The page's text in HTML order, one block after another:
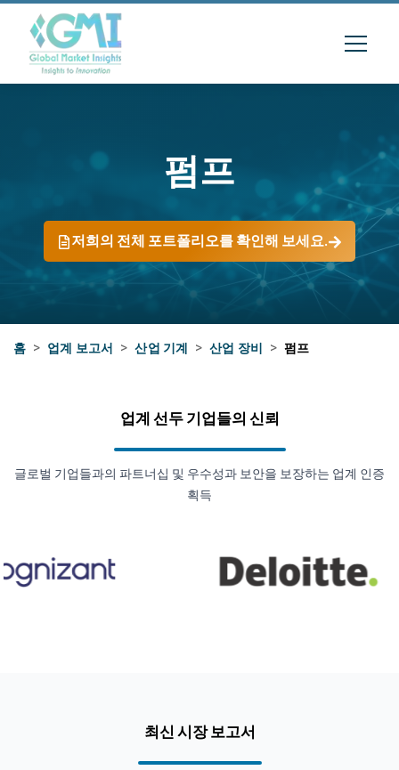
펌프
저희의 전체 포트폴리오를 확인해 보세요.
홈 > 업계 보고서 > 산업 기계 > 산업 장비 > 펌프
업계 선두 기업들의 신뢰
글로벌 기업들과의 파트너십 및 우수성과 보안을 보장하는 업계 인증
획득
최신 시장 보고서